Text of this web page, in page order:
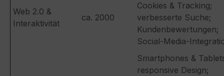
Web 2.0 &
Interaktivität
ca. 2000
Cookies & Tracking;
verbesserte Suche;
Kundenbewertungen;
Smartphones &
responsive Design;